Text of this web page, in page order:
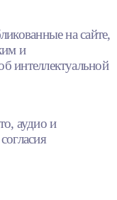
на сайте,
и
интеллектуальной
аудио и